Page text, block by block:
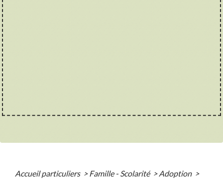
Accueil particuliers > Famille - Scolarité > Adoption >